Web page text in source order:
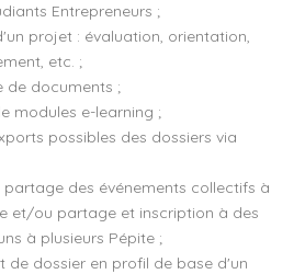
Entrepreneurs ;
projet : évaluation, orientation,
etc. ;
de documents ;
modules e-learning ;
possibles des dossiers via
des événements collectifs à
et/ou partage et inscription à des
à plusieurs Pépite ;
de dossier en profil de base d'un